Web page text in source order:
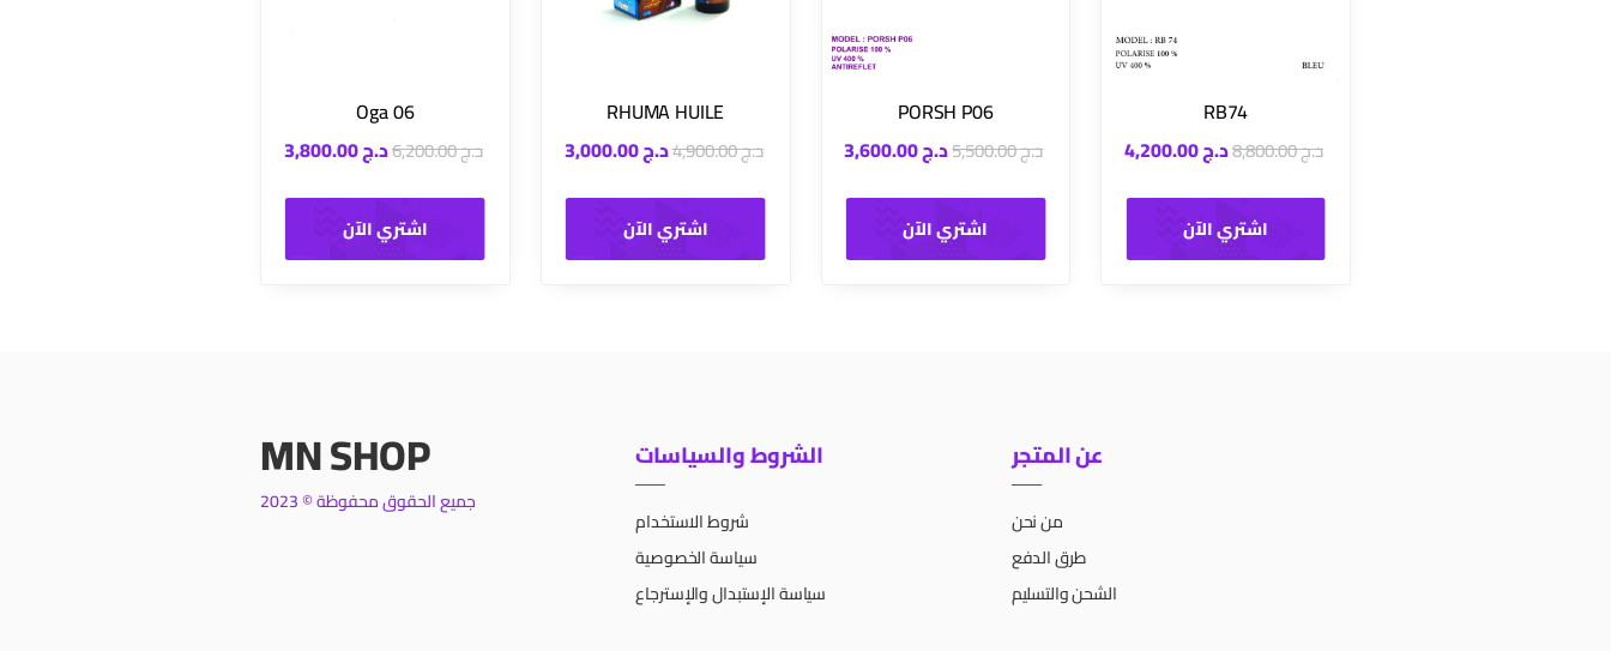
Oga 06
د.ج3,800.00 د.ج6,200.00
اشتري الآن
RHUMA HUILE
د.ج3,000.00 د.ج4,900.00
اشتري الآن
PORSH P06
د.ج3,600.00 د.ج5,500.00
اشتري الآن
RB74
د.ج4,200.00 د.ج8,800.00
اشتري الآن
MN SHOP
جميع الحقوق محفوظة © 2023
الشروط والسياسات
شروط الاستخدام
سياسة الخصوصية
سياسة الإستبدال والإسترجاع
عن المتجر
من نحن
طرق الدفع
الشحن والتسليم